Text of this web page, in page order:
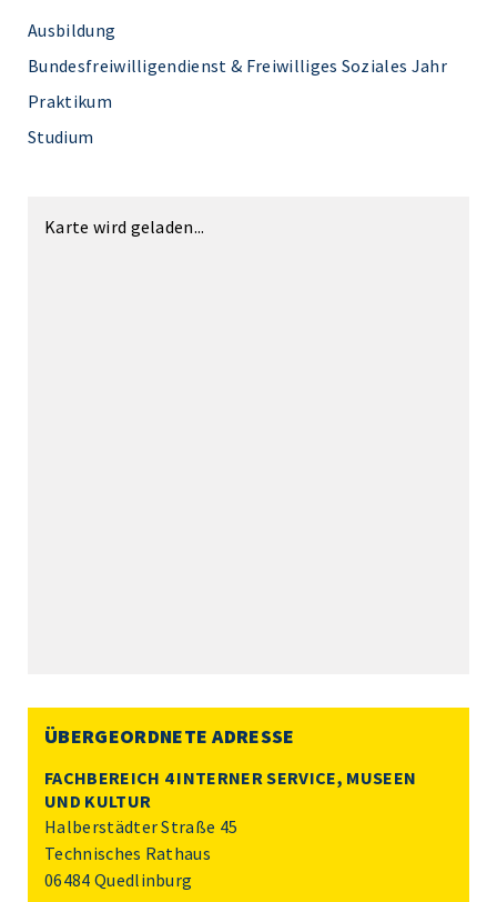
Ausbildung
Bundesfreiwilligendienst & Freiwilliges Soziales Jahr
Praktikum
Studium
Karte wird geladen...
ÜBERGEORDNETE ADRESSE
FACHBEREICH 4 INTERNER SERVICE, MUSEEN
UND KULTUR
Halberstädter Straße 45
Technisches Rathaus
06484 Quedlinburg